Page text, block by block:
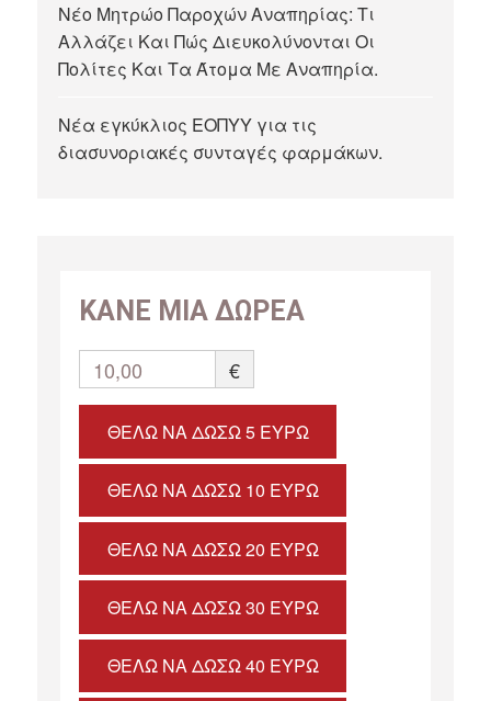
Νέο Μητρώο Παροχών Αναπηρίας: Τι
Αλλάζει Και Πώς Διευκολύνονται Οι
Πολίτες Και Τα Άτομα Με Αναπηρία.
Νέα εγκύκλιος ΕΟΠΥΥ για τις
διασυνοριακές συνταγές φαρμάκων.
ΚΑΝΕ ΜΙΑ ΔΩΡΕΑ
10,00 €
ΘΈΛΩ ΝΑ ΔΏΣΩ 5 ΕΥΡΏ
ΘΈΛΩ ΝΑ ΔΏΣΩ 10 ΕΥΡΏ
ΘΈΛΩ ΝΑ ΔΏΣΩ 20 ΕΥΡΏ
ΘΈΛΩ ΝΑ ΔΏΣΩ 30 ΕΥΡΏ
ΘΈΛΩ ΝΑ ΔΏΣΩ 40 ΕΥΡΏ